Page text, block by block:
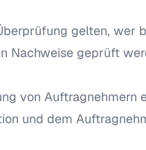
gelten, wer
Nachweise geprüft
von Auftragnehmern
und dem